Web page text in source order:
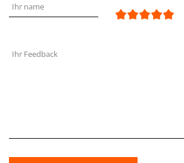
Ihr name
Ihr Feedback